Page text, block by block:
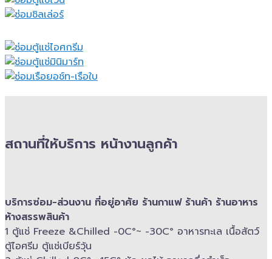
สถานที่ให้บริการ หน้างานลูกค้า
บริการซ่อม-​ส่วนงาน ที่อยู่อาศัย ร้านกาแฟ ร้านค้า ร้านอาหาร
ห้างสรรพสินค้า
1 ตู้แช่ Freeze &​Chilled -​0C°~ -​30C° อาหารทะเล เนื้อสัตว์
ตู้ไอศรีม ตู้แช่เบียร์วุ้น